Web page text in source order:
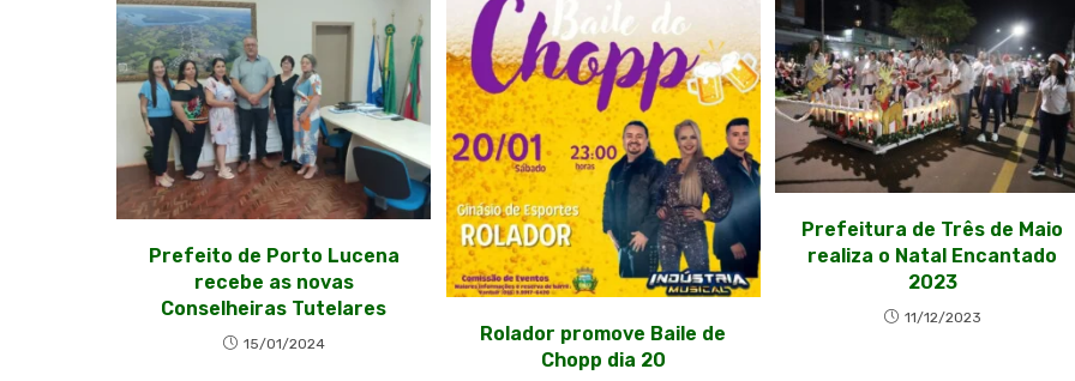
Prefeito de Porto Lucena
recebe as novas
Conselheiras Tutelares
15/01/2024
Rolador promove Baile de
Chopp dia 20
Prefeitura de Três de Maio
realiza o Natal Encantado
2023
11/12/2023